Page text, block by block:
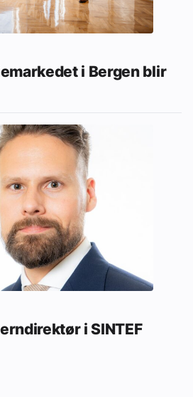
i Bergen blir
i SINTEF